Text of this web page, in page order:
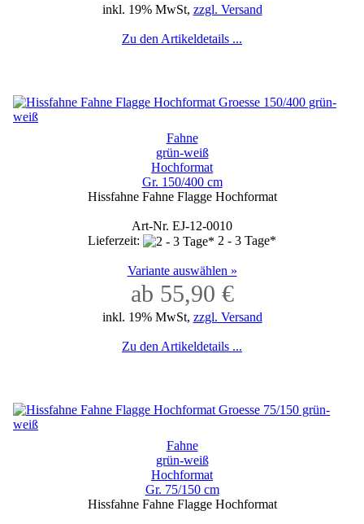
inkl. 19% MwSt, zzgl. Versand
Zu den Artikeldetails ...
Fahne
grün-weiß
Hochformat
Gr. 150/400 cm
Hissfahne Fahne Flagge Hochformat
Art-Nr. EJ-12-0010
Lieferzeit:
2 - 3 Tage*
Variante auswählen »
ab 55,90 €
inkl. 19% MwSt, zzgl. Versand
Zu den Artikeldetails ...
Fahne
grün-weiß
Hochformat
Gr. 75/150 cm
Hissfahne Fahne Flagge Hochformat